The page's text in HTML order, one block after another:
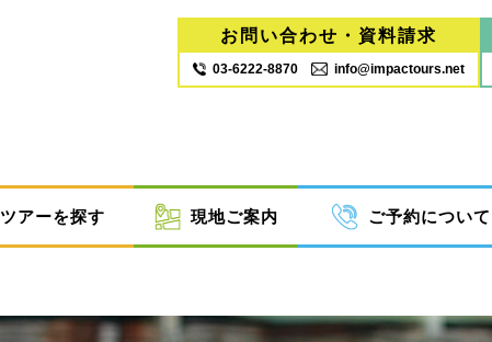
お問い合わせ・資料請求
03‐6222‐8870 info@impactours.net
ツアーを探す 現地ご案内 ご予約について